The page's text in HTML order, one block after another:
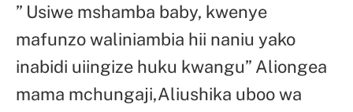
” Usiwe mshamba baby, kwenye
mafunzo waliniambia hii naniu yako
inabidi uiingize huku kwangu” Aliongea
mama mchungaji,Aliushika uboo wa